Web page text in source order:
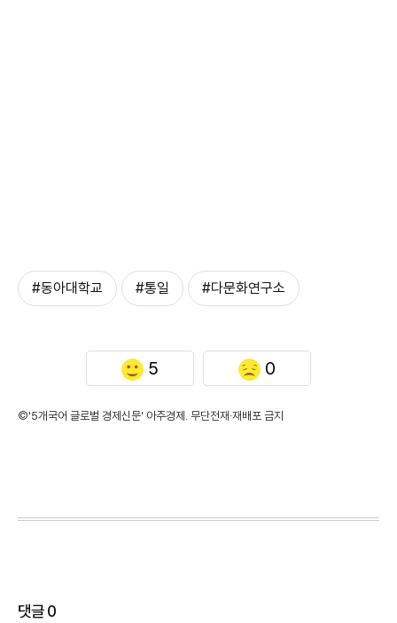
#동아대학교 #통일 #다문화연구소
5 0
©'5개국어 글로벌 경제신문' 아주경제. 무단전재·재배포 금지
댓글0